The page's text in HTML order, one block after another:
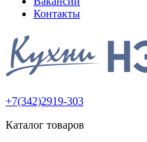
Контакты
+7(342)2919-303
Каталог товаров